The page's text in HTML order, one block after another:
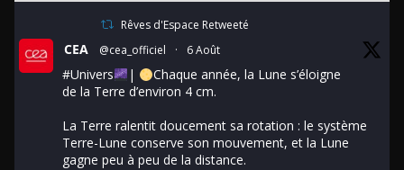
Rêves d'Espace Retweeté
CEA @cea_officiel · 6 Août
#Univers |
Chaque année, la Lune s’éloigne
de la Terre d’environ 4 cm.
La Terre ralentit doucement sa rotation : le système
Terre-Lune conserve son mouvement, et la Lune
gagne peu à peu de la distance.